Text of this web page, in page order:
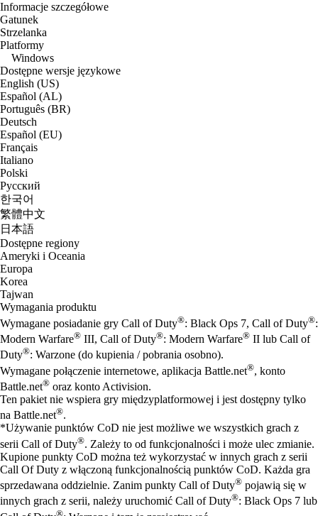
Informacje szczegółowe
Gatunek
Strzelanka
Platformy
Windows
Dostępne wersje językowe
English (US)
Español (AL)
Português (BR)
Deutsch
Español (EU)
Français
Italiano
Polski
Русский
한국어
繁體中文
日本語
Dostępne regiony
Ameryki i Oceania
Europa
Korea
Tajwan
Wymagania produktu
Wymagane posiadanie gry Call of Duty®: Black Ops 7, Call of Duty®:
Modern Warfare® III, Call of Duty®: Modern Warfare® II lub Call of
Duty®: Warzone (do kupienia / pobrania osobno).
Wymagane połączenie internetowe, aplikacja Battle.net®, konto
Battle.net® oraz konto Activision.
Ten pakiet nie wspiera gry międzyplatformowej i jest dostępny tylko
na Battle.net®.
*Używanie punktów CoD nie jest możliwe we wszystkich grach z
serii Call of Duty®. Zależy to od funkcjonalności i może ulec zmianie.
Kupione punkty CoD można też wykorzystać w innych grach z serii
Call Of Duty z włączoną funkcjonalnością punktów CoD. Każda gra
sprzedawana oddzielnie. Zanim punkty Call of Duty® pojawią się w
innych grach z serii, należy uruchomić Call of Duty®: Black Ops 7 lub
®